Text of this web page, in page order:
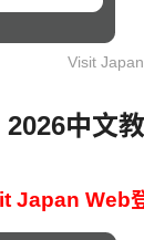
Visit
中文
Japan Web